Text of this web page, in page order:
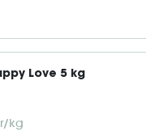
Love 5 kg
kg